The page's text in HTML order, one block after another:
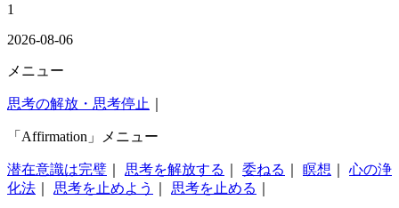
1
2026-08-06
メニュー
思考の解放・思考停止
「Affirmation」メニュー
潜在意識は完璧 思考を解放する 委ねる 瞑想
心の浄
化法
思考を止めよう 思考を止める